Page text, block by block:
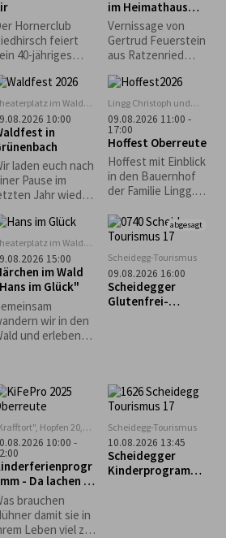
in Positionen von
und
die den
als äußere
ebenso
wie als
und
Spürsinn gefragt
ist. Bei der
Museumssafari
begleitet euch ein
buntes Rätselheft,
das ihr kostenlos an
den
Museumskassen
erhaltet. Wer
mindestens drei
Museen besucht
und die Rätsel löst
kann an einer
teilnehmen. Der
Besuch ist zu den
Öffnungszeiten des
Deutschen
Hutmuseum
möglich.
Hornerclub
feiert
40-jähriges
Garagen.
euch auf ein
Programm mit
guter
und
im Heimathaus
Gestratz-
Zwirkenberg
Vernissage von
Gertrud Feuerstein
aus Ratzenried
Situationen aus
dem Leben)
im Wald
Grünenbach10:00
in
laden euch nach
Pause im
Jahr wieder
ein und
uns auf
zahlreichen
Eure
Lingg Christoph und
Katrin
09.08.2026 11:00 -
17:00
Hoffest Oberreute
Hoffest mit Einblick
in den Bauernhof
der Familie Lingg.
Mittagstisch. Kaffee
und Kuchen.
Hüpfburg
im Wald
Grünenbach15:00
im Wald
im Glück"
wir in den
und erleben
Grimm
abgesagt
Scheidegg-Tourismus
09.08.2026 16:00
Scheidegger
Glutenfrei-
Hopfen 20,
Stiefenhofen
10:00 -
- Da lachen ja
Hühner
brauchen
damit sie in
Leben viel zu
Scheidegg-Tourismus
10.08.2026 13:45
Scheidegger
Kinderprogramm: